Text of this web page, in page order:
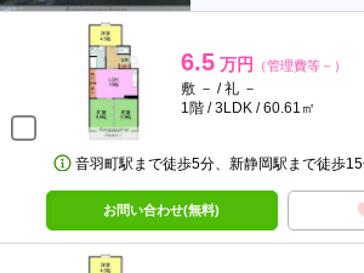
6.5 万円 （管理費等－）
敷 － / 礼 －
1階 / 3LDK / 60.61㎡
音羽町駅まで徒歩5分、新静岡駅まで徒歩15
お問い合わせ(無料)